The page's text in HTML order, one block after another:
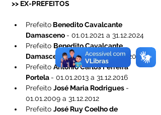
>> EX-PREFEITOS
Prefeito Benedito Cavalcante
Damasceno - 01.01.2021 a 31.12.2024
Prefeito Benedito Cavalcante
Damasceno - 01.01.2017 a 31.12.2020
Prefeito Antônio Carlos Ferreira
Portela - 01.01.2013 a 31.12.2016
Prefeito José Maria Rodrigues -
01.01.2009 a 31.12.2012
Prefeito José Ruy Coelho de